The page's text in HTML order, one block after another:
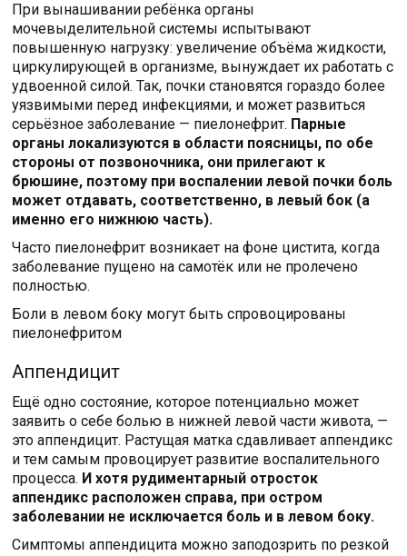
При вынашивании ребёнка органы
мочевыделительной системы испытывают
повышенную нагрузку: увеличение объёма жидкости,
циркулирующей в организме, вынуждает их работать с
удвоенной силой. Так, почки становятся гораздо более
уязвимыми перед инфекциями, и может развиться
серьёзное заболевание — пиелонефрит. Парные
органы локализуются в области поясницы, по обе
стороны от позвоночника, они прилегают к
брюшине, поэтому при воспалении левой почки боль
может отдавать, соответственно, в левый бок (а
именно его нижнюю часть).
Часто пиелонефрит возникает на фоне цистита, когда
заболевание пущено на самотёк или не пролечено
полностью.
Боли в левом боку могут быть спровоцированы
пиелонефритом
Аппендицит
Ещё одно состояние, которое потенциально может
заявить о себе болью в нижней левой части живота, —
это аппендицит. Растущая матка сдавливает аппендикс
и тем самым провоцирует развитие воспалительного
процесса. И хотя рудиментарный отросток
аппендикс расположен справа, при остром
заболевании не исключается боль и в левом боку.
Симптомы аппендицита можно заподозрить по резкой